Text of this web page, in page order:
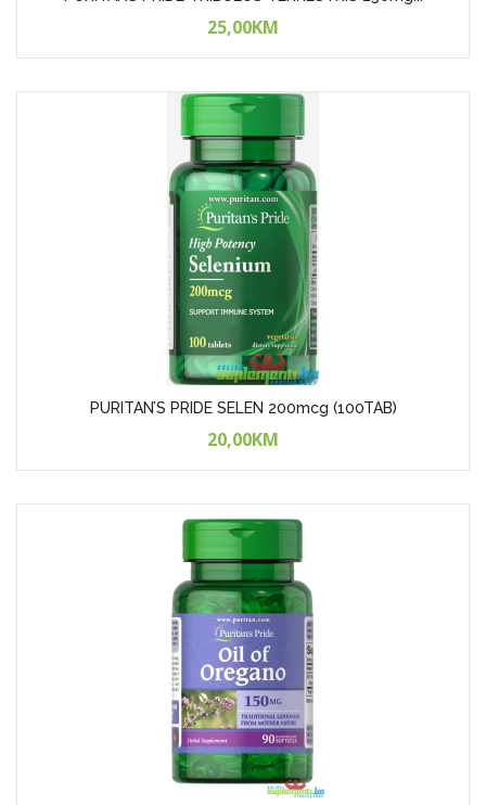
25,00KM
PURITAN’S PRIDE SELEN 200mcg (100TAB)
20,00KM